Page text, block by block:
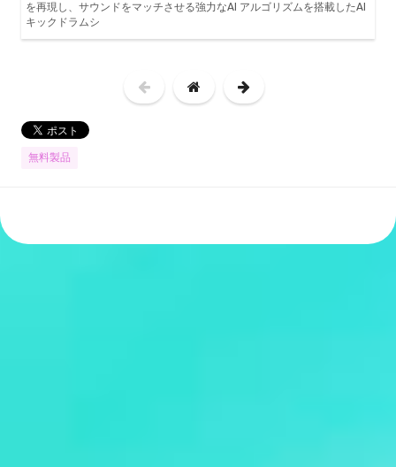
を再現し、サウンドをマッチさせる強力なAI アルゴリズムを搭載したAI
キックドラムシ
無料製品